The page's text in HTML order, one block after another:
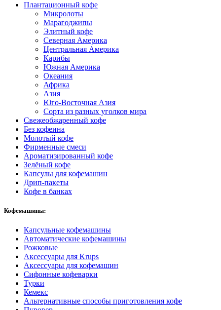
Плантационный кофе
Микролоты
Марагоджипы
Элитный кофе
Северная Америка
Центральная Америка
Карибы
Южная Америка
Океания
Африка
Азия
Юго-Восточная Азия
Сорта из разных уголков мира
Свежеобжаренный кофе
Без кофеина
Молотый кофе
Фирменные смеси
Ароматизированный кофе
Зелёный кофе
Капсулы для кофемашин
Дрип-пакеты
Кофе в банках
Кофемашины:
Капсульные кофемашины
Автоматические кофемашины
Рожковые
Аксессуары для Krups
Аксессуары для кофемашин
Сифонные кофеварки
Турки
Кемекс
Альтернативные способы приготовления кофе